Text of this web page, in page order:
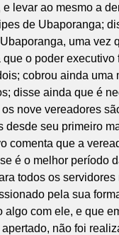
levar ao mesmo a
de Ubaporanga;
uma
o poder
cobrou ainda
disse ainda que é
nove vereadores
seu primeiro
comenta que a
é o melhor período
todos os
pela sua
com ele, e que
não foi